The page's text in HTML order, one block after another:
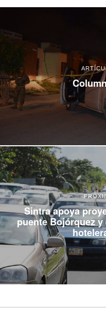
Sintra apoya
puente Bojórquez